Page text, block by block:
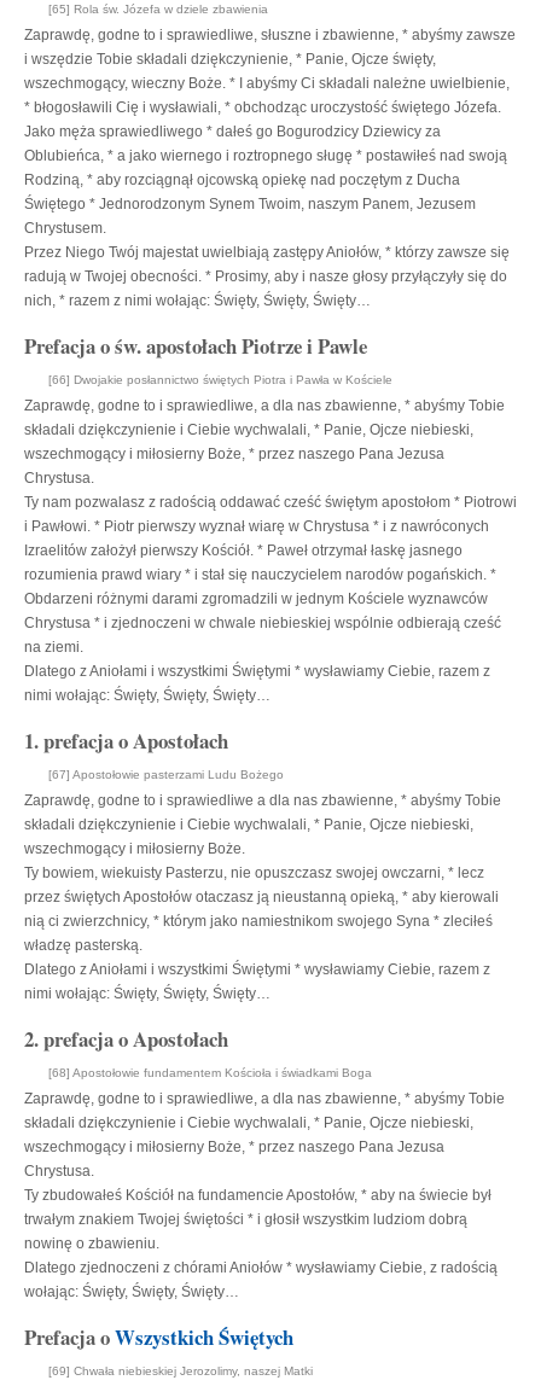
[65] Rola św. Józefa w dziele zbawienia
Zaprawdę, godne to i sprawiedliwe, słuszne i zbawienne, * abyśmy zawsze
i wszędzie Tobie składali dziękczynienie, * Panie, Ojcze święty,
wszechmogący, wieczny Boże. * I abyśmy Ci składali należne uwielbienie,
* błogosławili Cię i wysławiali, * obchodząc uroczystość świętego Józefa.
Jako męża sprawiedliwego * dałeś go Bogurodzicy Dziewicy za
Oblubieńca, * a jako wiernego i roztropnego sługę * postawiłeś nad swoją
Rodziną, * aby rozciągnął ojcowską opiekę nad poczętym z Ducha
Świętego * Jednorodzonym Synem Twoim, naszym Panem, Jezusem
Chrystusem.
Przez Niego Twój majestat uwielbiają zastępy Aniołów, * którzy zawsze się
radują w Twojej obecności. * Prosimy, aby i nasze głosy przyłączyły się do
nich, * razem z nimi wołając: Święty, Święty, Święty…
Prefacja o św. apostołach Piotrze i Pawle
[66] Dwojakie posłannictwo świętych Piotra i Pawła w Kościele
Zaprawdę, godne to i sprawiedliwe, a dla nas zbawienne, * abyśmy Tobie
składali dziękczynienie i Ciebie wychwalali, * Panie, Ojcze niebieski,
wszechmogący i miłosierny Boże, * przez naszego Pana Jezusa
Chrystusa.
Ty nam pozwalasz z radością oddawać cześć świętym apostołom * Piotrowi
i Pawłowi. * Piotr pierwszy wyznał wiarę w Chrystusa * i z nawróconych
Izraelitów założył pierwszy Kościół. * Paweł otrzymał łaskę jasnego
rozumienia prawd wiary * i stał się nauczycielem narodów pogańskich. *
Obdarzeni różnymi darami zgromadzili w jednym Kościele wyznawców
Chrystusa * i zjednoczeni w chwale niebieskiej wspólnie odbierają cześć
na ziemi.
Dlatego z Aniołami i wszystkimi Świętymi * wysławiamy Ciebie, razem z
nimi wołając: Święty, Święty, Święty…
1. prefacja o Apostołach
[67] Apostołowie pasterzami Ludu Bożego
Zaprawdę, godne to i sprawiedliwe a dla nas zbawienne, * abyśmy Tobie
składali dziękczynienie i Ciebie wychwalali, * Panie, Ojcze niebieski,
wszechmogący i miłosierny Boże.
Ty bowiem, wiekuisty Pasterzu, nie opuszczasz swojej owczarni, * lecz
przez świętych Apostołów otaczasz ją nieustanną opieką, * aby kierowali
nią ci zwierzchnicy, * którym jako namiestnikom swojego Syna * zleciłeś
władzę pasterską.
Dlatego z Aniołami i wszystkimi Świętymi * wysławiamy Ciebie, razem z
nimi wołając: Święty, Święty, Święty…
2. prefacja o Apostołach
[68] Apostołowie fundamentem Kościoła i świadkami Boga
Zaprawdę, godne to i sprawiedliwe, a dla nas zbawienne, * abyśmy Tobie
składali dziękczynienie i Ciebie wychwalali, * Panie, Ojcze niebieski,
wszechmogący i miłosierny Boże, * przez naszego Pana Jezusa
Chrystusa.
Ty zbudowałeś Kościół na fundamencie Apostołów, * aby na świecie był
trwałym znakiem Twojej świętości * i głosił wszystkim ludziom dobrą
nowinę o zbawieniu.
Dlatego zjednoczeni z chórami Aniołów * wysławiamy Ciebie, z radością
wołając: Święty, Święty, Święty…
Prefacja oWszystkich Świętych
[69] Chwała niebieskiej Jerozolimy, naszej Matki